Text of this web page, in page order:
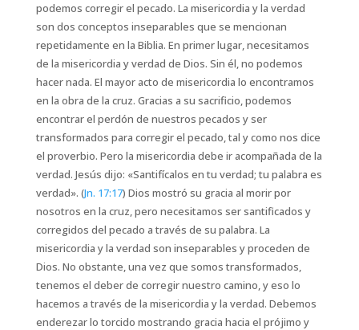
podemos corregir el pecado. La misericordia y la verdad
son dos conceptos inseparables que se mencionan
repetidamente en la Biblia. En primer lugar, necesitamos
de la misericordia y verdad de Dios. Sin él, no podemos
hacer nada. El mayor acto de misericordia lo encontramos
en la obra de la cruz. Gracias a su sacrificio, podemos
encontrar el perdón de nuestros pecados y ser
transformados para corregir el pecado, tal y como nos dice
el proverbio. Pero la misericordia debe ir acompañada de la
verdad. Jesús dijo: «Santifícalos en tu verdad; tu palabra es
verdad». (Jn. 17:17) Dios mostró su gracia al morir por
nosotros en la cruz, pero necesitamos ser santificados y
corregidos del pecado a través de su palabra. La
misericordia y la verdad son inseparables y proceden de
Dios. No obstante, una vez que somos transformados,
tenemos el deber de corregir nuestro camino, y eso lo
hacemos a través de la misericordia y la verdad. Debemos
enderezar lo torcido mostrando gracia hacia el prójimo y